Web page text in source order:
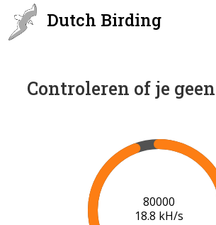
Dutch Birding
Controleren of je
81000
18.8 kH/s